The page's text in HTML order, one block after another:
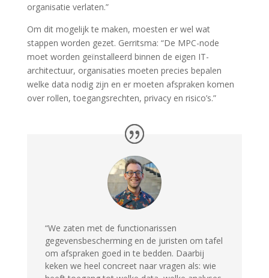
organisatie verlaten.”
Om dit mogelijk te maken, moesten er wel wat
stappen worden gezet. Gerritsma: “De MPC-node
moet worden geïnstalleerd binnen de eigen IT-
architectuur, organisaties moeten precies bepalen
welke data nodig zijn en er moeten afspraken komen
over rollen, toegangsrechten, privacy en risico’s.”
“We zaten met de functionarissen
gegevensbescherming en de juristen om tafel
om afspraken goed in te bedden. Daarbij
keken we heel concreet naar vragen als: wie